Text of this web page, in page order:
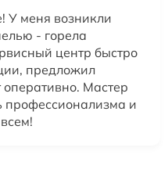
У меня возникли
- горела
центр быстро
предложил
Мастер
профессионализма и